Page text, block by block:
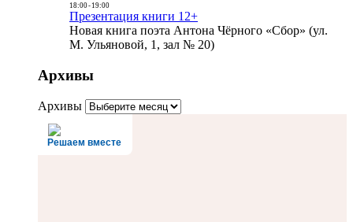
18:00- 19:00
Презентация книги 12+
Новая книга поэта Антона Чёрного «Сбор» (ул.
М. Ульяновой, 1, зал № 20)
Архивы
Архивы
Решаем вместе